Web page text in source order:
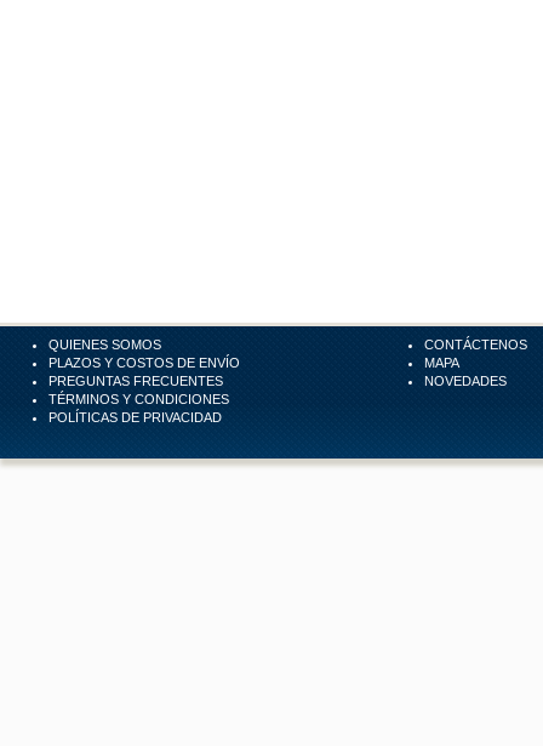
QUIENES SOMOS
PLAZOS Y COSTOS DE ENVÍO
PREGUNTAS FRECUENTES
TÉRMINOS Y CONDICIONES
POLÍTICAS DE PRIVACIDAD
CONTÁCTENOS
MAPA
NOVEDADES